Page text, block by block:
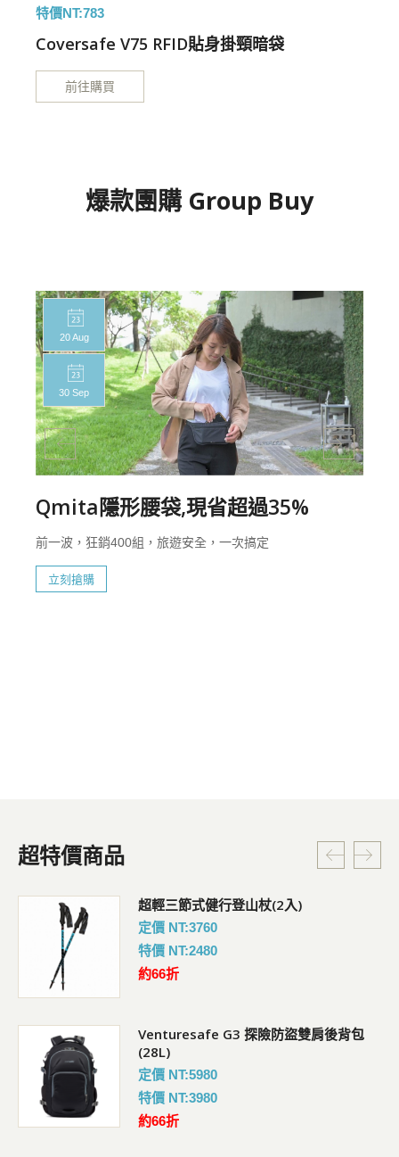
特價NT:783
Coversafe V75 RFID貼身掛頸暗袋
前往購買
爆款團購 Group Buy
20 Aug
30 Sep
Qmita隱形腰袋,現省超過35%
前一波，狂銷400組，旅遊安全，一次搞定
立刻搶購
超特價商品
超輕三節式健行登山杖(2入)
定價 NT:3760
特價 NT:2480
約66折
Venturesafe G3 探險防盜雙肩後背包
(28L)
定價 NT:5980
特價 NT:3980
約66折